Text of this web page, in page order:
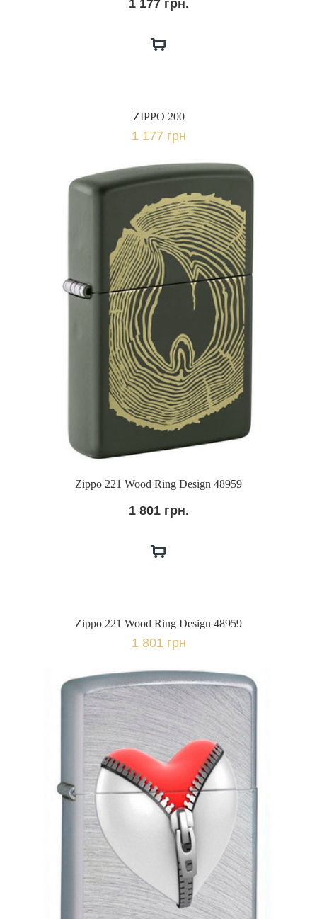
1 177 грн.
ZIPPO 200
1 177 грн
Zippo 221 Wood Ring Design 48959
1 801 грн.
Zippo 221 Wood Ring Design 48959
1 801 грн